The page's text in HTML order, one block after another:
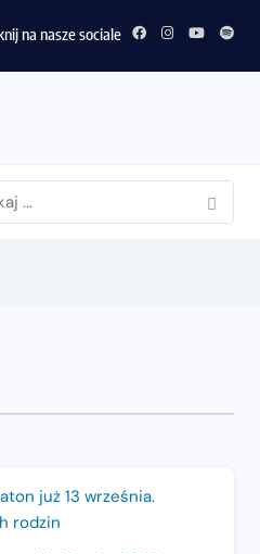
na nasze sociale
już 13 września.
rodzin